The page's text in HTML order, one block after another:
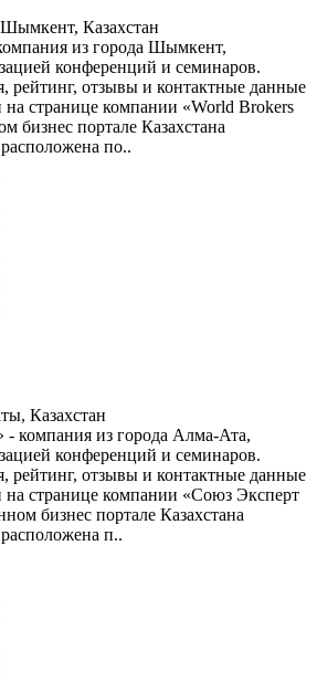
Казахстан
из города Шымкент,
конференций и семинаров.
рейтинг, отзывы и контактные данные
странице компании «World Brokers
бизнес портале Казахстана
по..
Казахстан
компания из города Алма-Ата,
конференций и семинаров.
рейтинг, отзывы и контактные данные
на странице компании «Союз Эксперт
бизнес портале Казахстана
п..